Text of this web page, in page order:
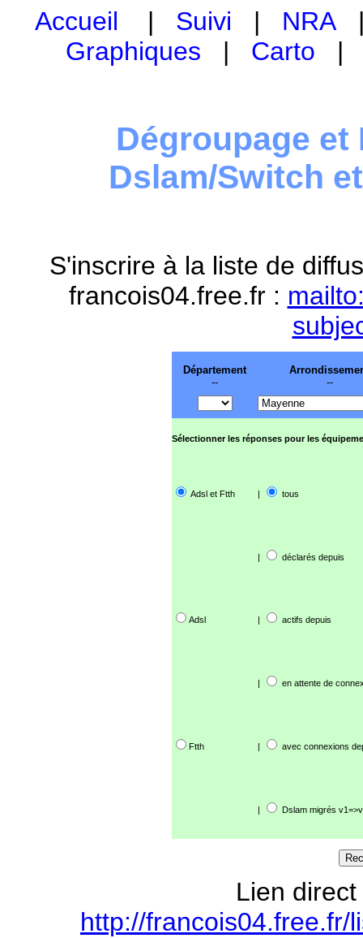
Accueil | Suivi | NRA
Graphiques | Carto
Dégroupage et
Dslam/Switch
S'inscrire à la liste de
francois04.free.fr :
Département
--
--
Sélectionner les réponses pour les
Adsl et Ftth | tous
| déclarés depuis
Adsl | actifs depuis
| en attente de
Ftth | avec connexions
| Dslam migrés
Lien
http://francois04.free.fr/